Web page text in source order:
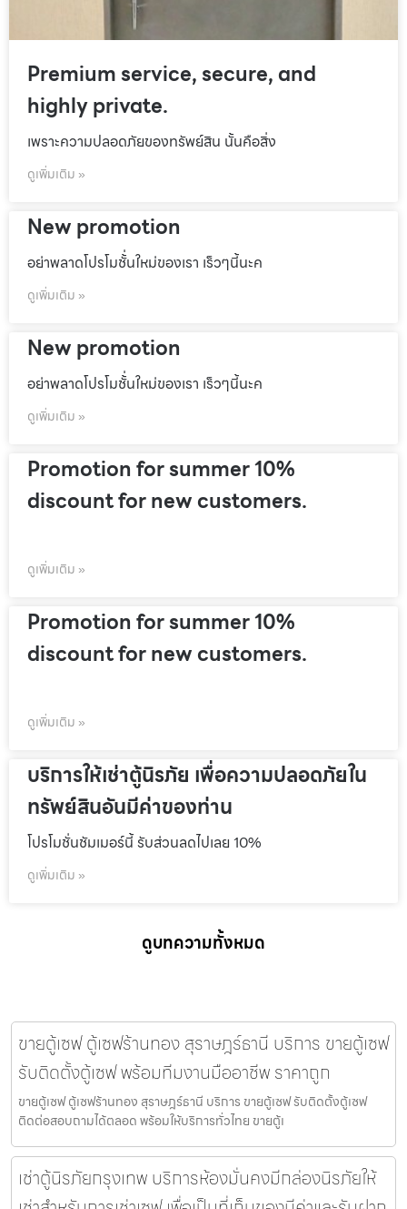
Premium service, secure, and
highly private.
เพราะความปลอดภัยของทรัพย์สิน นั้นคือสิ่ง
ดูเพิ่มเติม »
New promotion
อย่าพลาดโปรโมชั้่นใหม่ของเรา เร็วๆนี้นะค
ดูเพิ่มเติม »
New promotion
อย่าพลาดโปรโมชั้่นใหม่ของเรา เร็วๆนี้นะค
ดูเพิ่มเติม »
Promotion for summer 10%
discount for new customers.
ดูเพิ่มเติม »
Promotion for summer 10%
discount for new customers.
ดูเพิ่มเติม »
บริการให้เช่าตู้นิรภัย เพื่อความปลอดภัยใน
ทรัพย์สินอันมีค่าของท่าน
โปรโมชั่นชัมเมอร์นี้ รับส่วนลดไปเลย 10%
ดูเพิ่มเติม »
ดูบทความทั้งหมด
ขายตู้เซฟ ตู้เซฟร้านทอง สุราษฎร์ธานี บริการ ขายตู้เซฟ
รับติดตั้งตู้เซฟ พร้อมทีมงานมืออาชีพ ราคาถูก
ขายตู้เซฟ ตู้เซฟร้านทอง สุราษฎร์ธานี บริการ ขายตู้เซฟ รับติดตั้งตู้เซฟ
ติดต่อสอบถามได้ตลอด พร้อมให้บริการทั่วไทย ขายตู้เ
เช่าตู้นิรภัยกรุงเทพ บริการห้องมั่นคงมีกล่องนิรภัยให้